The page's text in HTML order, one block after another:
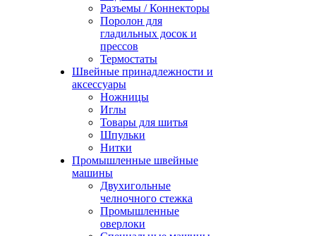
Разъемы / Коннекторы
Поролон для
гладильных досок и
прессов
Термостаты
Швейные принадлежности и
аксессуары
Ножницы
Иглы
Товары для шитья
Шпульки
Нитки
Промышленные швейные
машины
Двухигольные
челночного стежка
Промышленные
оверлоки